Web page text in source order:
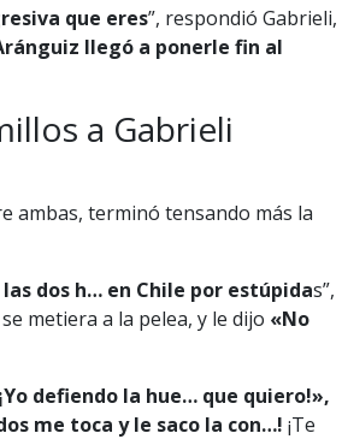
que eres”, respondió Gabrieli,
llegó a ponerle fin al
a Gabrieli
ambas, terminó tensando más la
dos h… en Chile por estúpidas”,
metiera a la pelea, y le dijo «No
¡Yo defiendo la hue… que quiero!»,
me toca y le saco la con…! ¡Te